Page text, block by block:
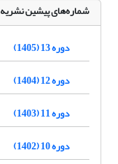
شماره‌های پیشین نشریه
دوره 13 (1405)
دوره 12 (1404)
دوره 11 (1403)
دوره 10 (1402)